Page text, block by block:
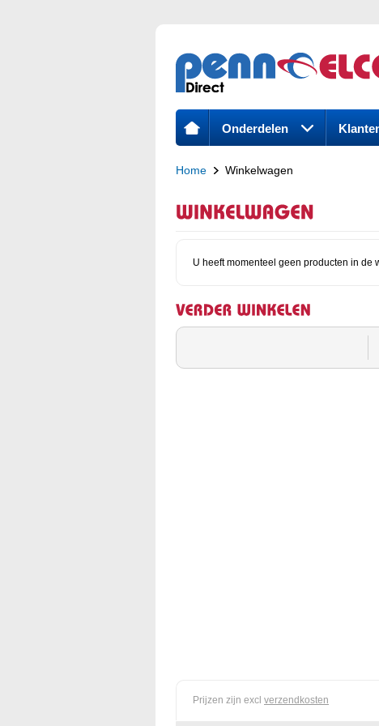
Onderdelen
Home Winkelwagen
U heeft momenteel geen producten in
Prijzen zijn excl verzendkosten